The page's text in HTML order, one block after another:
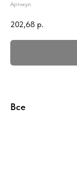
Артикул:
202,68 р.
Все